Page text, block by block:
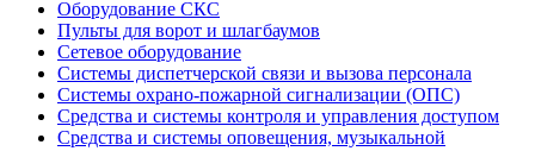
Оборудование СКС
Пульты для ворот и шлагбаумов
Сетевое оборудование
Системы диспетчерской связи и вызова персонала
Системы охрано-пожарной сигнализации (ОПС)
Средства и системы контроля и управления доступом
Средства и системы оповещения, музыкальной